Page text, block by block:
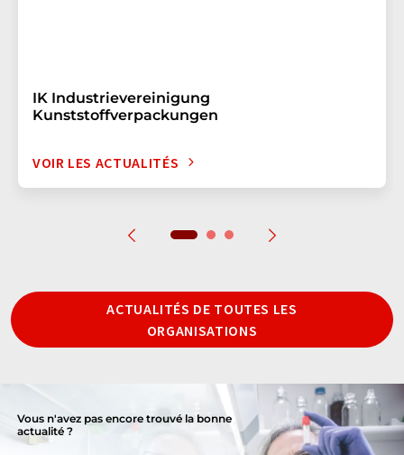
IK Industrievereinigung
Kunststoffverpackungen
VOIR LES ACTUALITÉS
ACTUALITÉS DE TOUTES LES
ORGANISATIONS
Vous n'avez pas encore trouvé la bonne
actualité ?